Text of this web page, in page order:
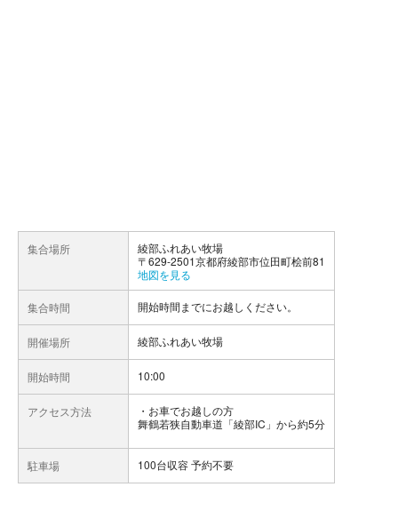
集合場所
綾部ふれあい牧場
〒629-2501京都府綾部市位田町桧前81
地図を見る
集合時間 開始時間までにお越しください。
開催場所 綾部ふれあい牧場
開始時間 10:00
アクセス方法
お車でお越しの方
舞鶴若狭自動車道「綾部IC」から約5分
駐車場 100台収容 予約不要